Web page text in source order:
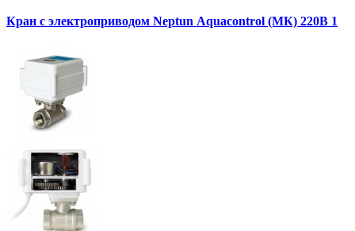
Кран с электроприводом Neptun Aquacontrol (МК) 220В 1